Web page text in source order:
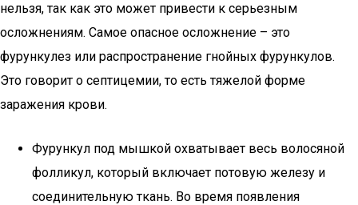
нельзя, так как это может привести к серьезным
осложнениям. Самое опасное осложнение – это
фурункулез или распространение гнойных фурункулов.
Это говорит о септицемии, то есть тяжелой форме
заражения крови.
Фурункул под мышкой охватывает весь волосяной
фолликул, который включает потовую железу и
соединительную ткань. Во время появления